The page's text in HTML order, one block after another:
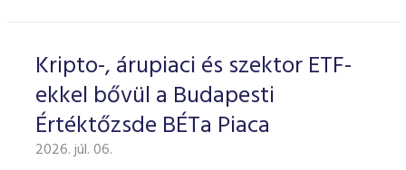
Kripto-, árupiaci és szektor ETF-
ekkel bővül a Budapesti
Értéktőzsde BÉTa Piaca
2026. júl. 06.